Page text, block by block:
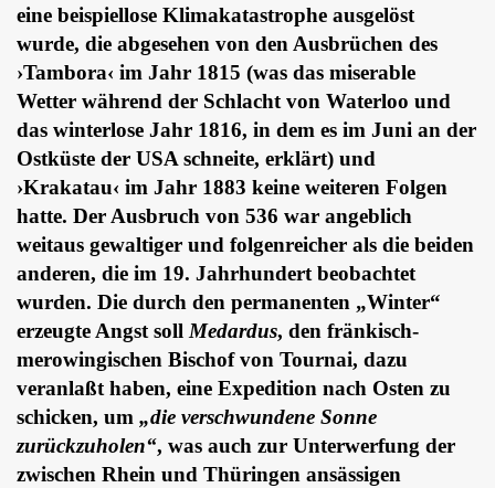
eine beispiellose Klimakatastrophe ausgelöst
wurde, die abgesehen von den Ausbrüchen des
›Tambora‹ im Jahr 1815 (was das miserable
Wetter während der Schlacht von Waterloo und
das winterlose Jahr 1816, in dem es im Juni an der
Ostküste der USA schneite, erklärt) und
›Krakatau‹ im Jahr 1883 keine weiteren Folgen
hatte. Der Ausbruch von 536 war angeblich
weitaus gewaltiger und folgenreicher als die beiden
anderen, die im 19. Jahrhundert beobachtet
wurden. Die durch den permanenten „Winter“
erzeugte Angst sollMedardus, den fränkisch-
merowingischen Bischof von Tournai, dazu
veranlaßt haben, eine Expedition nach Osten zu
schicken, um „die verschwundene Sonne
zurückzuholen“, was auch zur Unterwerfung der
zwischen Rhein und Thüringen ansässigen